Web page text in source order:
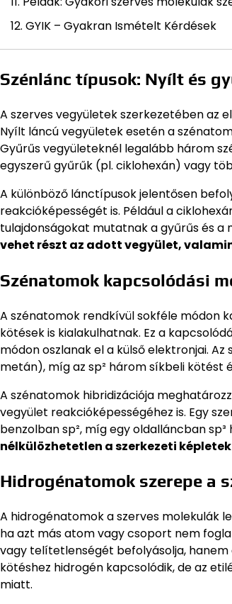
GYIK – Gyakran Ismételt Kérdések
Szénlánc típusok: Nyílt és
A szerves vegyületek szerkezetében az
Nyílt láncú vegyületek esetén a
Gyűrűs vegyületeknél legalább három
egyszerű gyűrűk (pl. ciklohexán) vagy
A különböző lánctípusok jelentősen
reakcióképességét is. Például a
tulajdonságokat mutatnak a gyűrűs és a
vehet részt az adott vegyület,
Szénatomok kapcsolódási
A szénatomok rendkívül sokféle módon
kötések is kialakulhatnak. Ez a
módon oszlanak el a külső elektronjai.
metán), míg az sp² három síkbeli kötést
A szénatomok hibridizációja
vegyület reakcióképességéhez is. Egy
benzolban sp², míg egy oldalláncban
nélkülözhetetlen a szerkezeti
Hidrogénatomok szerepe a
A hidrogénatomok a szerves molekulák
ha azt más atom vagy csoport nem
vagy telítetlenségét befolyásolja,
kötéshez hidrogén kapcsolódik, de az
miatt.